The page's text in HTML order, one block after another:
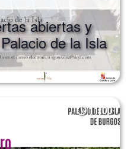
abiertas y
de la Isla
11:00